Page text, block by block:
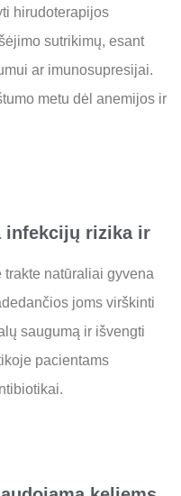
hirudoterapijos
sutrikimų, esant
ar imunosupresijai.
metu dėl anemijos ir
infekcijų rizika ir
natūraliai gyvena
joms virškinti
saugumą ir išvengti
pacientams